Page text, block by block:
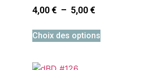
4,00€ – 5,00€
Choix des options